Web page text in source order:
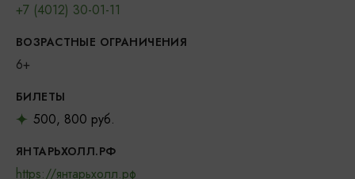
+7 (4012) 30-01-11
ВОЗРАСТНЫЕ ОГРАНИЧЕНИЯ
6+
БИЛЕТЫ
500, 800 руб.
ЯНТАРЬХОЛЛ.РФ
https://янтарьхолл.рф